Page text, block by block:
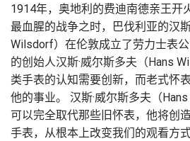
1914年，奥地利的费迪南德亲王开
最血腥的战争之时，巴伐利亚的汉
Wilsdorf）在伦敦成立了劳力士表
的创始人汉斯·威尔斯多夫（Hans
类手表的认知需要创新，而老式怀
他的事业。 汉斯·威尔斯多夫（
可以完全取代那些旧怀表，他将创
手表，从根本上改变我们的观看方